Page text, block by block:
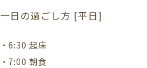
一日の過ごし方 [平日]
6:30 起床
7:00 朝食